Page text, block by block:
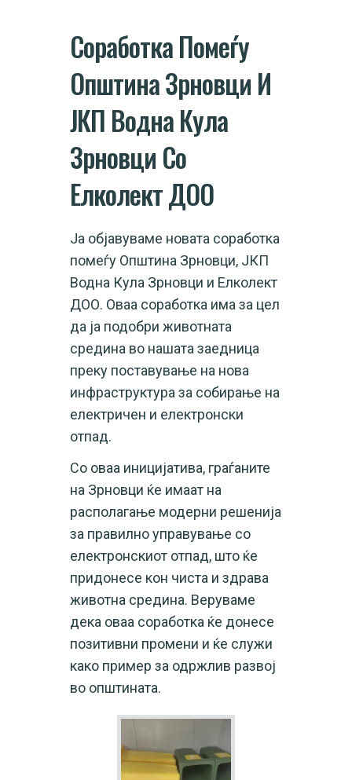
Соработка Помеѓу
Општина Зрновци И
ЈКП Водна Кула
Зрновци Со
Елколект ДОО
Ја објавуваме новата соработка
помеѓу Општина Зрновци, ЈКП
Водна Кула Зрновци и Елколект
ДОО. Оваа соработка има за цел
да ја подобри животната
средина во нашата заедница
преку поставување на нова
инфраструктура за собирање на
електричен и електронски
отпад.
Со оваа иницијатива, граѓаните
на Зрновци ќе имаат на
располагање модерни решенија
за правилно управување со
електронскиот отпад, што ќе
придонесе кон чиста и здрава
животна средина. Веруваме
дека оваа соработка ќе донесе
позитивни промени и ќе служи
како пример за одржлив развој
во општината.